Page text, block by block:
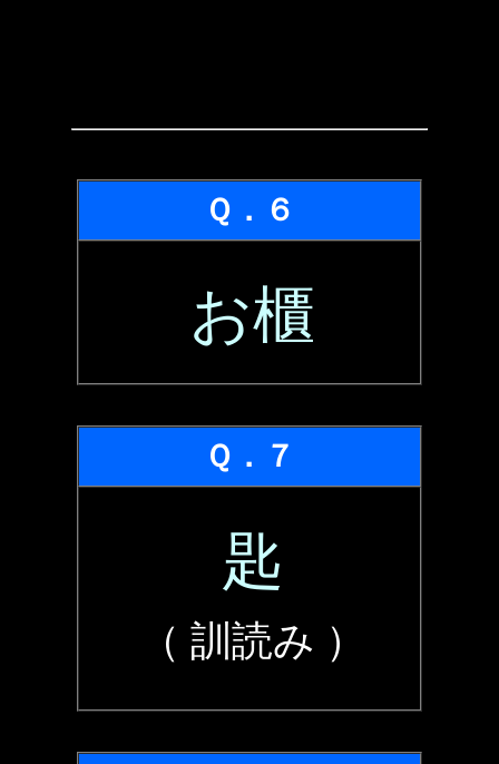
Ｑ．６
お櫃
Ｑ．７
匙
（ 訓読み ）